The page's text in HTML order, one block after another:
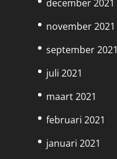
december 2021
november 2021
september 2021
juli 2021
maart 2021
februari 2021
januari 2021